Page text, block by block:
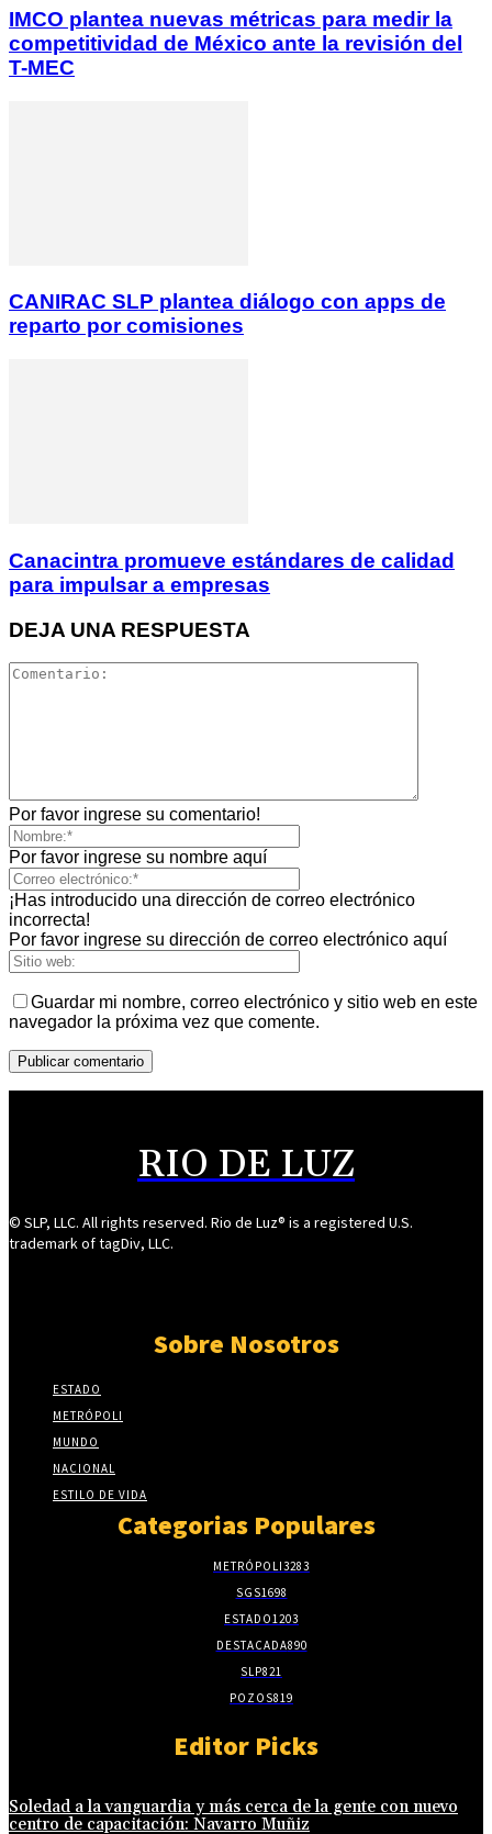
IMCO plantea nuevas métricas para medir la
competitividad de México ante la revisión del
T-MEC
CANIRAC SLP plantea diálogo con apps de
reparto por comisiones
Canacintra promueve estándares de calidad
para impulsar a empresas
DEJA UNA RESPUESTA
Por favor ingrese su comentario!
Por favor ingrese su nombre aquí
¡Has introducido una dirección de correo electrónico
incorrecta!
Por favor ingrese su dirección de correo electrónico aquí
Guardar mi nombre, correo electrónico y sitio web en este
navegador la próxima vez que comente.
RIO DE LUZ
© SLP, LLC. All rights reserved. Rio de Luz® is a registered U.S.
trademark of tagDiv, LLC.
Sobre Nosotros
ESTADO
METRÓPOLI
MUNDO
NACIONAL
ESTILO DE VIDA
Categorias Populares
METRÓPOLI3283
SGS1698
ESTADO1203
DESTACADA890
SLP821
POZOS819
Editor Picks
Soledad a la vanguardia y más cerca de la gente con nuevo
centro de capacitación: Navarro Muñiz